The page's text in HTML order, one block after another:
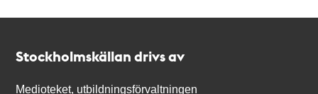
Stockholmskällan drivs av
Medioteket, utbildningsförvaltningen